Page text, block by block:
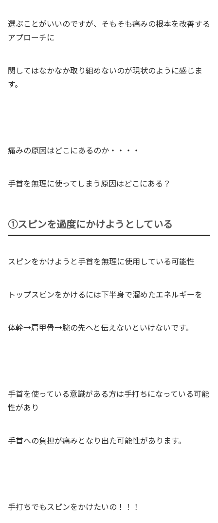
選ぶことがいいのですが、そもそも痛みの根本を改善する
アプローチに
関してはなかなか取り組めないのが現状のように感じま
す。
痛みの原因はどこにあるのか・・・・
手首を無理に使ってしまう原因はどこにある？
①スピンを過度にかけようとしている
スピンをかけようと手首を無理に使用している可能性
トップスピンをかけるには下半身で溜めたエネルギーを
体幹→肩甲骨→腕の先へと伝えないといけないです。
手首を使っている意識がある方は手打ちになっている可能
性があり
手首への負担が痛みとなり出た可能性があります。
手打ちでもスピンをかけたいの！！！